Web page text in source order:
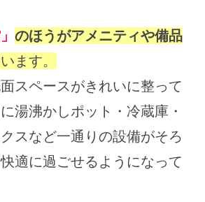
のほうがアメニティや備品
ます。
スペースがきれいに整って
湯沸かしポット・冷蔵庫・
スなど一通りの設備がそろ
適に過ごせるようになって